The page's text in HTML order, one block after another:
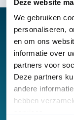
Deze website
We gebruiken
personaliseren,
en om ons
informatie over
partners voor
Deze partners
andere
hebben